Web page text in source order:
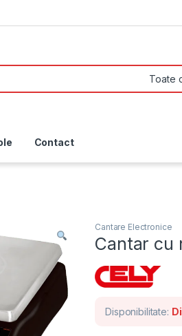
Contact
Cantare Electronice
Cantar cu
Disponibilitate: